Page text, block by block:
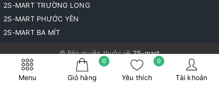
Menu Giỏ hàng
0
Yêu thích
0
Tài khoản
2S-MART TRƯỜNG LONG
2S-MART PHƯỚC YÊN
2S-MART BA MÍT
© Bản quyền thuộc về2S-mart
Cung cấp bởi
Sapo